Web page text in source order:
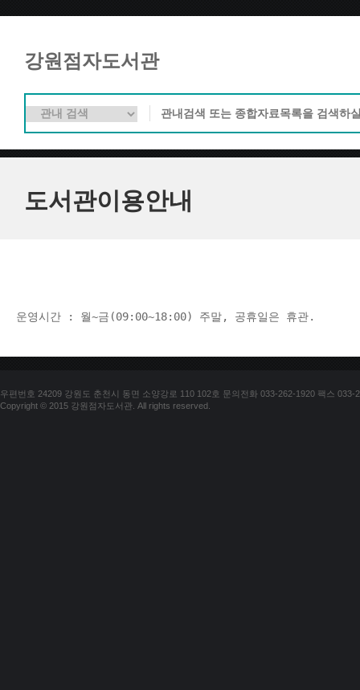
강원점자도서관
도서관이용안내
운영시간 : 월~금(09:00~18:00) 주말, 공휴일은 휴관.
우편번호 24209 강원도 춘천시 동면 소양강로 110 102호 문의전화 033-262-1920 팩스 033-
Copyright © 2015 강원점자도서관. All rights reserved.